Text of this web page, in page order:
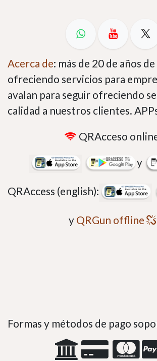
Acerca de: más de 20 de años
ofreciendo servicios para
avalan para seguir ofreciendo
calidad a nuestros clientes.
QRAcceso
y
QRAccess (english):
y QRGun offline
Formas y métodos de pago